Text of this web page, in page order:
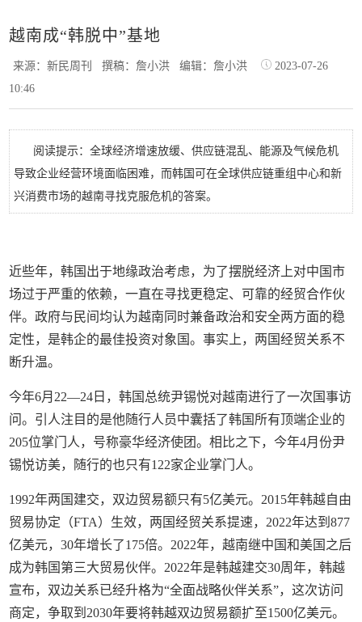
越南成“韩脱中”基地
来源：新民周刊撰稿：詹小洪 编辑：詹小洪
2023-07-26
10:46
阅读提示：全球经济增速放缓、供应链混乱、能源及气候危机
导致企业经营环境面临困难，而韩国可在全球供应链重组中心和新
兴消费市场的越南寻找克服危机的答案。
近些年，韩国出于地缘政治考虑，为了摆脱经济上对中国市
场过于严重的依赖，一直在寻找更稳定、可靠的经贸合作伙
伴。政府与民间均认为越南同时兼备政治和安全两方面的稳
定性，是韩企的最佳投资对象国。事实上，两国经贸关系不
断升温。
今年6月22—24日，韩国总统尹锡悦对越南进行了一次国事访
问。引人注目的是他随行人员中囊括了韩国所有顶端企业的
205位掌门人，号称豪华经济使团。相比之下，今年4月份尹
锡悦访美，随行的也只有122家企业掌门人。
1992年两国建交，双边贸易额只有5亿美元。2015年韩越自由
贸易协定（FTA）生效，两国经贸关系提速，2022年达到877
亿美元，30年增长了175倍。2022年，越南继中国和美国之后
成为韩国第三大贸易伙伴。2022年是韩越建交30周年，韩越
宣布，双边关系已经升格为“全面战略伙伴关系”，这次访问
商定，争取到2030年要将韩越双边贸易额扩至1500亿美元。